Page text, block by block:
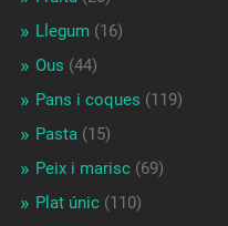
Llegum (16)
Ous (44)
Pans i coques (119)
Pasta(15)
Peix i marisc(69)
Plat únic(110)